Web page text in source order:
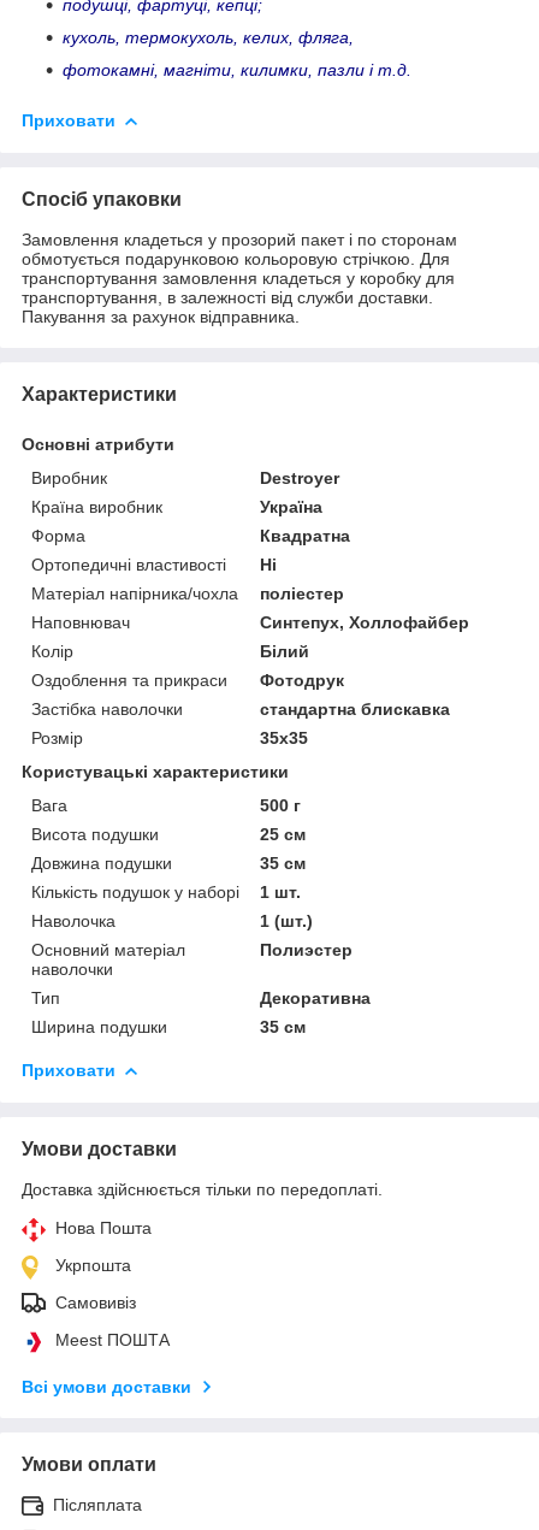
подушці, фартуці, кепці;
кухоль, термокухоль, келих, фляга,
фотокамні, магніти, килимки, пазли і т.д.
Приховати
Спосіб упаковки
Замовлення кладеться у прозорий пакет і по сторонам
обмотується подарунковою кольоровую стрічкою. Для
транспортування замовлення кладеться у коробку для
транспортування, в залежності від служби доставки.
Пакування за рахунок відправника.
Характеристики
Основні атрибути
Виробник
Destroyer
Країна виробник
Україна
Форма
Квадратна
Ортопедичні властивості
Ні
Матеріал напірника/чохла
поліестер
Наповнювач
Синтепух, Холлофайбер
Колір
Білий
Оздоблення та прикраси
Фотодрук
Застібка наволочки
стандартна блискавка
Розмір
35x35
Користувацькі характеристики
Вага
500 г
Висота подушки
25 см
Довжина подушки
35 см
Кількість подушок у наборі
1 шт.
Наволочка
1 (шт.)
Основний матеріал
наволочки
Полиэстер
Тип
Декоративна
Ширина подушки
35 см
Приховати
Умови доставки
Доставка здійснюється тільки по передоплаті.
Нова Пошта
Укрпошта
Самовивіз
Meest ПОШТА
Всі умови доставки
Умови оплати
Післяплата